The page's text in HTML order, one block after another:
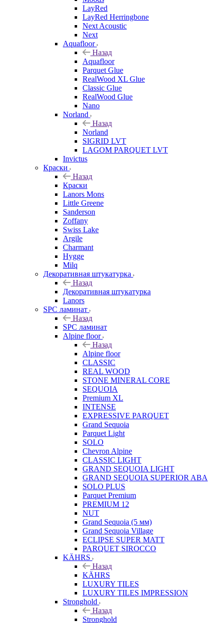
LayRed
LayRed Herringbone
Next Acoustic
Next
Aquafloor
Назад
Aquafloor
Parquet Glue
RealWood XL Glue
Classic Glue
RealWood Glue
Nano
Norland
Назад
Norland
SIGRID LVT
LAGOM PARQUET LVT
Invictus
Краски
Назад
Краски
Lanors Mons
Little Greene
Sanderson
Zoffany
Swiss Lake
Argile
Charmant
Hygge
Milq
Декоративная штукатурка
Назад
Декоративная штукатурка
Lanors
SPC ламинат
Назад
SPC ламинат
Alpine floor
Назад
Alpine floor
CLASSIC
REAL WOOD
STONE MINERAL CORE
SEQUOIA
Premium XL
INTENSE
EXPRESSIVE PARQUET
Grand Sequoia
Parquet Light
SOLO
Chevron Alpine
CLASSIC LIGHT
GRAND SEQUOIA LIGHT
GRAND SEQUOIA SUPERIOR ABA
SOLO PLUS
Parquet Premium
PREMIUM 12
NUT
Grand Sequoia (5 мм)
Grand Sequoia Village
ECLIPSE SUPER MATT
PARQUET SIROCCO
KÄHRS
Назад
KÄHRS
LUXURY TILES
LUXURY TILES IMPRESSION
Stronghold
Назад
Stronghold